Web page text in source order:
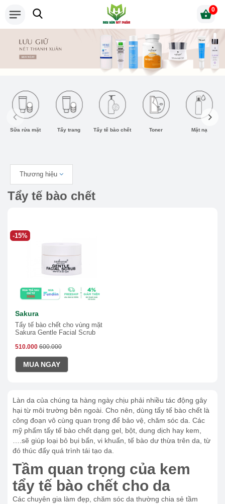
0
Sữa rửa mặt Tẩy trang Tẩy tế bào chết Toner Mặt nạ
Thương hiệu
Tẩy tế bào chết
-15%
Sakura
Tẩy tế bào chết cho vùng mặt
Sakura Gentle Facial Scrub
510.000 600.000
MUA NGAY
Làn da của chúng ta hàng ngày chịu phải nhiều tác động gây
hại từ môi trường bên ngoài. Cho nên, dùng tẩy tế bào chết là
công đoạn vô cùng quan trọng để bảo vệ, chăm sóc da. Các
mỹ phẩm tẩy tế bào chết dạng gel, bột, dung dịch hay kem,
….sẽ giúp loại bỏ bụi bẩn, vi khuẩn, tế bào dư thừa trên da, từ
đó thúc đẩy quá trình tái tạo da.
Tầm quan trọng của kem
tẩy tế bào chết cho da
Các chuyên gia làm đẹp, chăm sóc da thường chia sẻ tầm